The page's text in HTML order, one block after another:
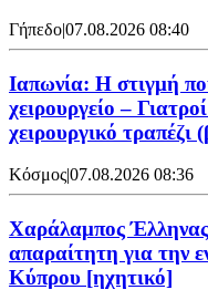
Γήπεδο|07.08.2026 08:40
Ιαπωνία: Η στιγμή
χειρουργείο –
χειρουργικό τραπέζι
Κόσμος|07.08.2026 08:36
Χαράλαμπος
απαραίτητη για την
Κύπρου [ηχητικό]